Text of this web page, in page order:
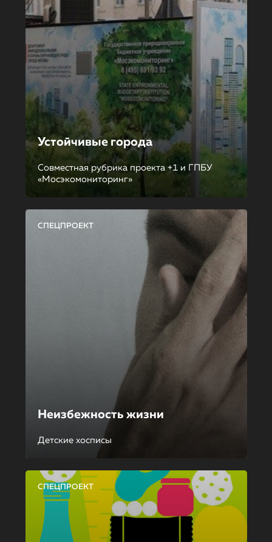
Устойчивые города
Совместная рубрика проекта +1 и ГПБУ
«Мосэкомониторинг»
СПЕЦПРОЕКТ
Неизбежность жизни
Детские хосписы
СПЕЦПРОЕКТ